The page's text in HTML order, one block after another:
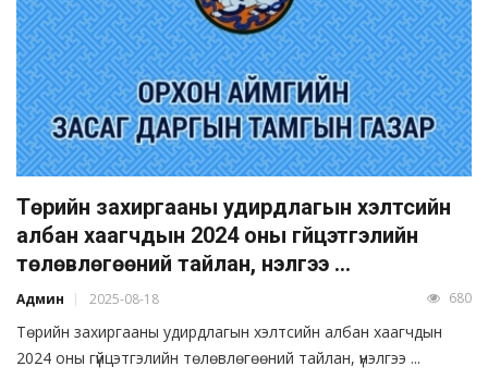
Төрийн захиргааны удирдлагын хэлтсийн
албан хаагчдын 2024 оны гүйцэтгэлийн
төлөвлөгөөний тайлан, үнэлгээ ...
Админ 2025-08-18 680
Төрийн захиргааны удирдлагын хэлтсийн албан хаагчдын
2024 оны гүйцэтгэлийн төлөвлөгөөний тайлан, үнэлгээ ...